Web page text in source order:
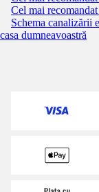
Cel mai
Schema canalizării
casa dumneavoastră